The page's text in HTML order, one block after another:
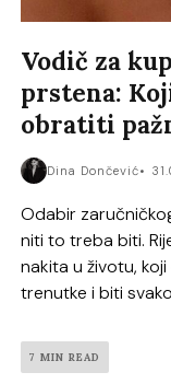
Vodič za
prstena:
obratiti
Dina Dončević
Odabir
niti to treba biti.
nakita u životu,
trenutke i biti
7 MIN READ